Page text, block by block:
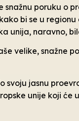
poruku o
bi se u regionu
unija, naravno,
velike, snažne
svoju jasnu
unije koji će